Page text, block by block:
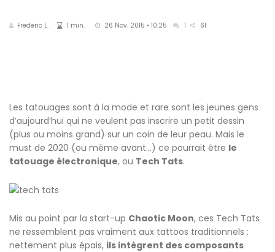
Frederic L. 1 min. 26 Nov. 2015 • 10:25 1 61
Les tatouages sont à la mode et rare sont les jeunes gens
d’aujourd’hui qui ne veulent pas inscrire un petit dessin
(plus ou moins grand) sur un coin de leur peau. Mais le
must de 2020 (ou même avant…) ce pourrait être le
tatouage électronique, ou Tech Tats.
Mis au point par la start-up Chaotic Moon, ces Tech Tats
ne ressemblent pas vraiment aux tattoos traditionnels :
nettement plus épais, ils intègrent des composants